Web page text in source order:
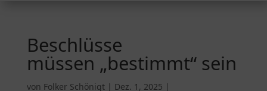
Beschlüsse
müssen „bestimmt“ sein
von Folker Schönigt| Dez. 1, 2025 |